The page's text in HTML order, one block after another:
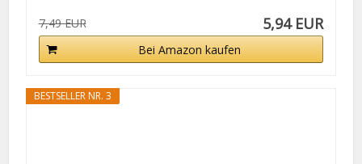
7,49 EUR 5,94 EUR
Bei Amazon kaufen
BESTSELLER NR. 3